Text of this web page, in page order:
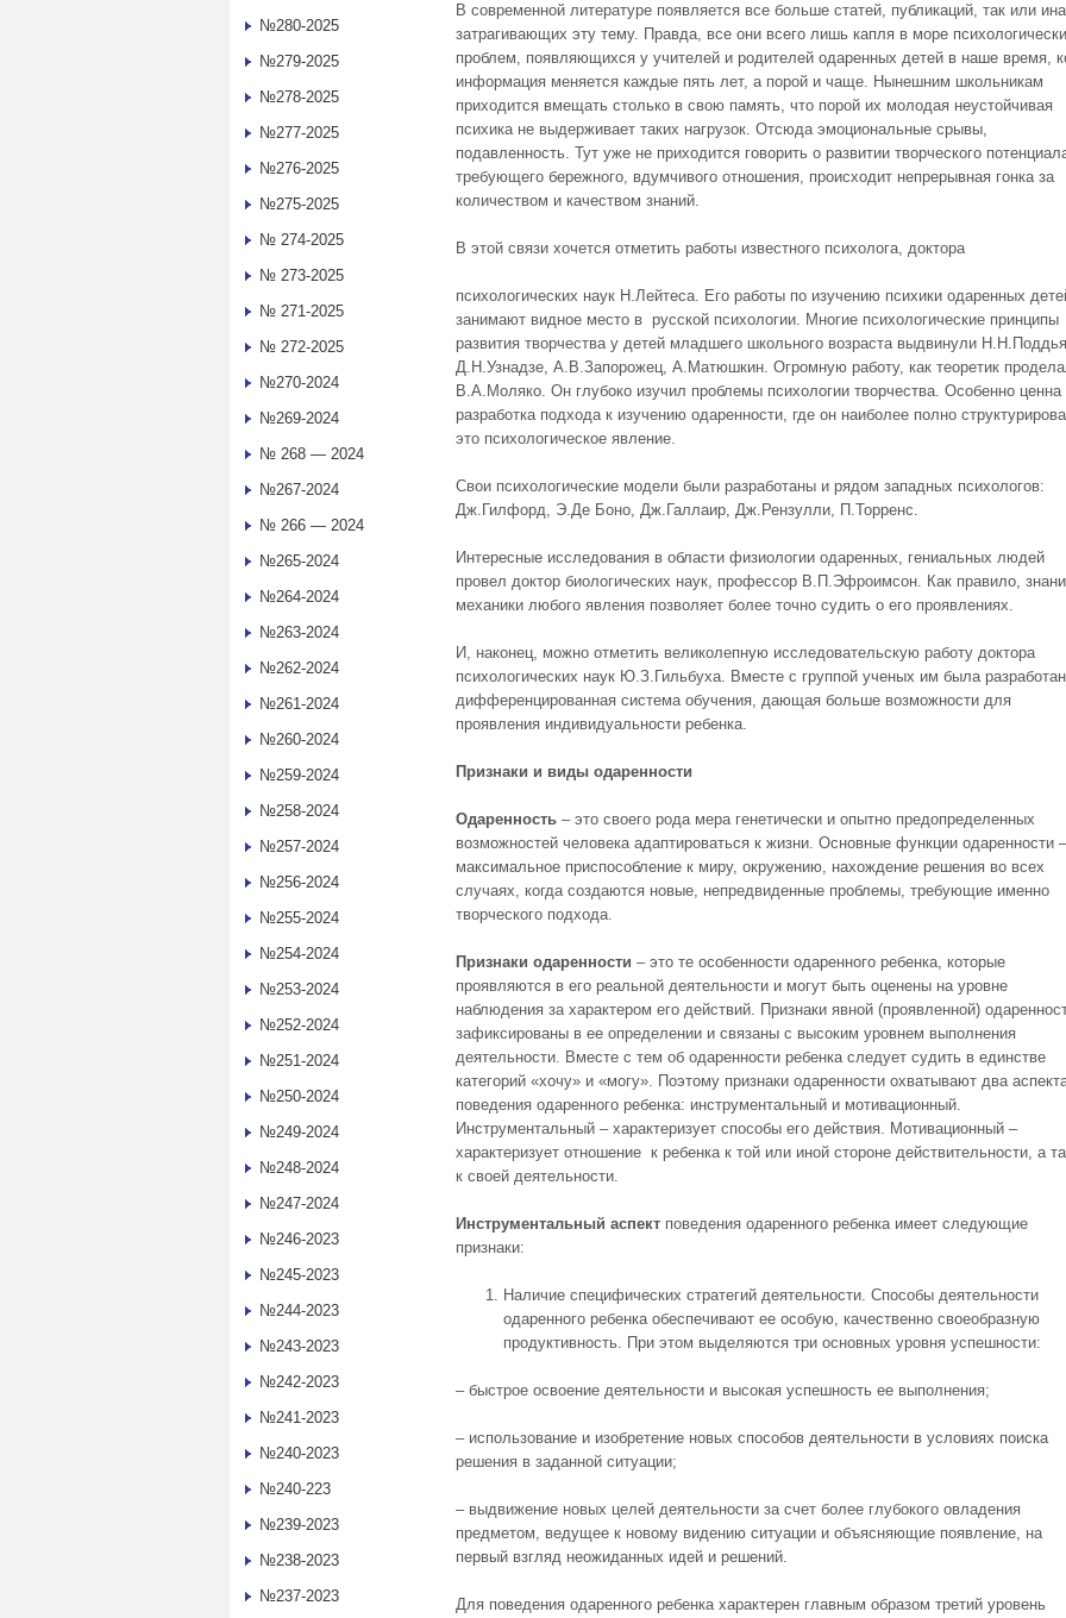
В современной литературе появляется все больше статей, публикаций, так или
затрагивающих эту тему. Правда, все они всего лишь капля в море
проблем, появляющихся у учителей и родителей одаренных детей в наше время,
информация меняется каждые пять лет, а порой и чаще. Нынешним школьникам
приходится вмещать столько в свою память, что порой их молодая неустойчивая
психика не выдерживает таких нагрузок. Отсюда эмоциональные срывы,
подавленность. Тут уже не приходится говорить о развитии творческого
требующего бережного, вдумчивого отношения, происходит непрерывная гонка за
количеством и качеством знаний.
В этой связи хочется отметить работы известного психолога, доктора
психологических наук Н.Лейтеса. Его работы по изучению психики одаренных
занимают видное место в русской психологии. Многие психологические принципы
развития творчества у детей младшего школьного возраста выдвинули
Д.Н.Узнадзе, А.В.Запорожец, А.Матюшкин. Огромную работу, как теоретик
В.А.Моляко. Он глубоко изучил проблемы психологии творчества. Особенно ценна
разработка подхода к изучению одаренности, где он наиболее полно
это психологическое явление.
Свои психологические модели были разработаны и рядом западных психологов:
Дж.Гилфорд, Э.Де Боно, Дж.Галлаир, Дж.Рензулли, П.Торренс.
Интересные исследования в области физиологии одаренных, гениальных людей
провел доктор биологических наук, профессор В.П.Эфроимсон. Как правило,
механики любого явления позволяет более точно судить о его проявлениях.
И, наконец, можно отметить великолепную исследовательскую работу доктора
психологических наук Ю.З.Гильбуха. Вместе с группой ученых им была
дифференцированная система обучения, дающая больше возможности для
проявления индивидуальности ребенка.
Признаки и виды одаренности
Одаренность – это своего рода мера генетически и опытно предопределенных
возможностей человека адаптироваться к жизни. Основные функции одаренности –
максимальное приспособление к миру, окружению, нахождение решения во всех
случаях, когда создаются новые, непредвиденные проблемы, требующие именно
творческого подхода.
Признаки одаренности – это те особенности одаренного ребенка, которые
проявляются в его реальной деятельности и могут быть оценены на уровне
наблюдения за характером его действий. Признаки явной (проявленной)
зафиксированы в ее определении и связаны с высоким уровнем выполнения
деятельности. Вместе с тем об одаренности ребенка следует судить в единстве
категорий «хочу» и «могу». Поэтому признаки одаренности охватывают два
поведения одаренного ребенка: инструментальный и мотивационный.
Инструментальный – характеризует способы его действия. Мотивационный –
характеризует отношение к ребенка к той или иной стороне действительности, а
к своей деятельности.
Инструментальный аспект поведения одаренного ребенка имеет следующие
признаки:
Наличие специфических стратегий деятельности. Способы деятельности
одаренного ребенка обеспечивают ее особую, качественно своеобразную
продуктивность. При этом выделяются три основных уровня успешности:
– быстрое освоение деятельности и высокая успешность ее выполнения;
– использование и изобретение новых способов деятельности в условиях поиска
решения в заданной ситуации;
– выдвижение новых целей деятельности за счет более глубокого овладения
предметом, ведущее к новому видению ситуации и объясняющие появление, на
первый взгляд неожиданных идей и решений.
Для поведения одаренного ребенка характерен главным образом третий уровень
№280-2025
№279-2025
№278-2025
№277-2025
№276-2025
№275-2025
№ 274-2025
№ 273-2025
№ 271-2025
№ 272-2025
№270-2024
№269-2024
№ 268 — 2024
№267-2024
№ 266 — 2024
№265-2024
№264-2024
№263-2024
№262-2024
№261-2024
№260-2024
№259-2024
№258-2024
№257-2024
№256-2024
№255-2024
№254-2024
№253-2024
№252-2024
№251-2024
№250-2024
№249-2024
№248-2024
№247-2024
№246-2023
№245-2023
№244-2023
№243-2023
№242-2023
№241-2023
№240-2023
№240-223
№239-2023
№238-2023
№237-2023